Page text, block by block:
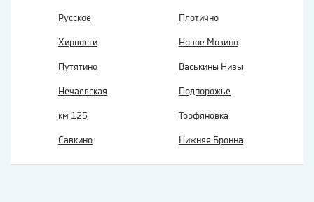
Русское Плотично
Хирвости Новое Мозино
Путятино Васькины Нивы
Нечаевская Подпорожье
км 125 Торфяновка
Савкино Нижняя Бронна